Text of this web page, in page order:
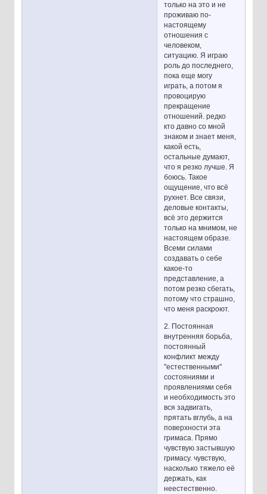
только на это и не
проживаю по-
настоящему
отношения с
человеком,
ситуацию. Я играю
роль до последнего,
пока еще могу
играть, а потом я
провоцирую
прекращение
отношений. редко
кто давно со мной
знаком и знает меня,
какой есть,
остальные думают,
что я резко лучше. Я
боюсь. Такое
ощущение, что всё
рухнет. Все связи,
деловые контакты,
всё это держится
только на мнимом, не
настоящем образе.
Всеми силами
создавать о себе
какое-то
представление, а
потом резко сбегать,
потому что страшно,
что меня раскроют.
2. Постоянная
внутренняя борьба,
постоянный
конфликт между
"естественными"
состояниями и
проявлениями себя
и необходимость это
вся задвигать,
прятать вглубь, а на
поверхности эта
гримаса. Прямо
чувствую застывшую
гримасу. чувствую,
насколько тяжело её
держать, как
неестественно.